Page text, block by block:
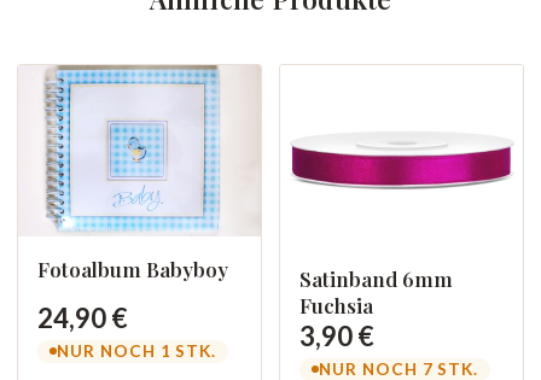
Fotoalbum Babyboy
24,90 €
NUR NOCH 1 STK.
Satinband 6mm
Fuchsia
3,90 €
NUR NOCH 7 STK.